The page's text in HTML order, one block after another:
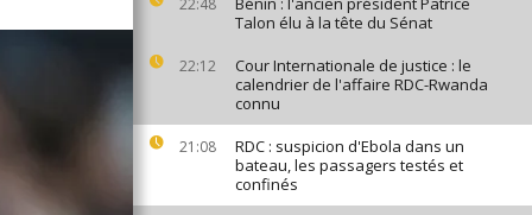
22:48
Talon élu à la tête du Sénat
22:12
Cour Internationale de justice : le
calendrier de l'affaire RDC-Rwanda
connu
21:08
RDC : suspicion d'Ebola dans un
bateau, les passagers testés et
confinés